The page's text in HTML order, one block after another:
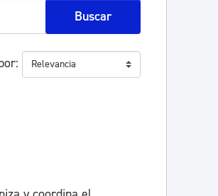
Buscar